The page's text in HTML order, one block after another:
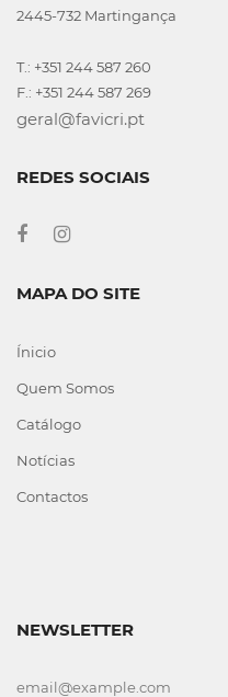
2445-732 Martingança
T.: +351 244 587 260
F.: +351 244 587 269
geral@favicri.pt
REDES SOCIAIS
MAPA DO SITE
Ínicio
Quem Somos
Catálogo
Notícias
Contactos
NEWSLETTER